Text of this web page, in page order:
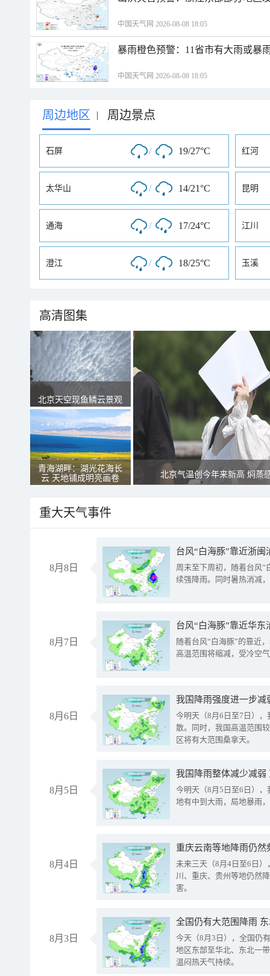
中国天气网 2026-08-08 18:05
暴雨橙色预警：11省市有大雨或暴
中国天气网 2026-08-08 18:05
周边地区 | 周边景点
石屏 / 19/27°C 红河
太华山 / 14/21°C 昆明
通海 / 17/24°C 江川
澄江 / 18/25°C 玉溪
高清图集
北京天空现鱼鳞云景观
青海湖畔：湖光花海长
云 天地铺成明亮画卷
北京气温创今年来新高 焖蒸
重大天气事件
8月8日
台风“白海豚”靠近浙
周末至下周初，随着台风“
续强降雨。同时暑热消减
8月7日
台风“白海豚”靠近华
随着台风“白海豚”的靠近
高温范围将缩减，受冷空
8月6日
今明天（8月6日至7日）
散。同时，我国高温范围
区将有大范围桑拿天。
8月5日
我国降雨整体减少减弱
今明天（8月5日至6日）
地有中到大雨，局地暴雨
8月4日
重庆云南等地降雨仍然
未来三天（8月4日至6日
川、重庆、贵州等地仍然
害。
8月3日
全国仍有大范围降雨
今天（8月3日），全国仍
地区东部至华北、东北一
温闷热天气持续。